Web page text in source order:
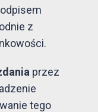
z
przez
tego